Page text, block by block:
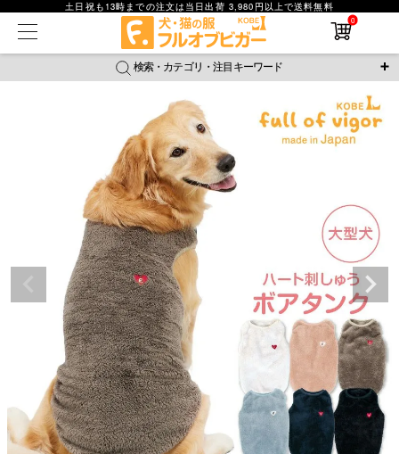
土日祝も13時までの注文は当日出荷 3,980円以上で送料無料
0
検索・カテゴリ・注目キーワード
＼注目ワード／
防蚊 腹巻 撥水レイン ラッシュガード
接触冷感 おそろコーデ
新作アイテム
返品・交換について
詳細検索
在庫なし商品
在庫なし商品を表示しない
商品番号
並び順
新着順
価格が安い順
価格が高い順
レビュー数順
検索